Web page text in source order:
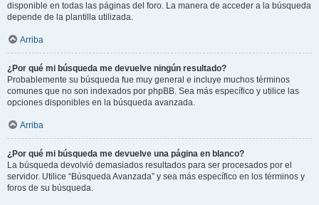
disponible en todas las páginas del foro. La manera de acceder a la búsqueda
depende de la plantilla utilizada.
Arriba
¿Por qué mi búsqueda me devuelve ningún resultado?
Probablemente su búsqueda fue muy general e incluye muchos términos
comunes que no son indexados por phpBB. Sea más específico y utilice las
opciones disponibles en la búsqueda avanzada.
Arriba
¿Por qué mi búsqueda me devuelve una página en blanco?
La búsqueda devolvió demasiados resultados para ser procesados por el
servidor. Utilice “Búsqueda Avanzada” y sea más específico en los términos y
foros de su búsqueda.